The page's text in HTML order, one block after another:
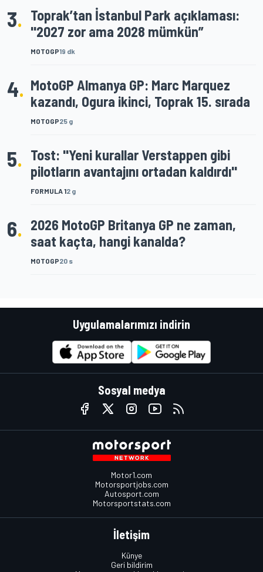
3.
MOTOGP19 dk
Toprak’tan İstanbul Park açıklaması:
"2027 zor ama 2028 mümkün”
4.
MOTOGP25 g
MotoGP Almanya GP: Marc Marquez
kazandı, Ogura ikinci, Toprak 15. sırada
5.
FORMULA 12 g
Tost: "Yeni kurallar Verstappen gibi
pilotların avantajını ortadan kaldırdı"
6.
MOTOGP20 s
2026 MotoGP Britanya GP ne zaman,
saat kaçta, hangi kanalda?
Uygulamalarımızı indirin
Sosyal medya
Motor1.com
Motorsportjobs.com
Autosport.com
Motorsportstats.com
İletişim
Künye
Geri bildirim